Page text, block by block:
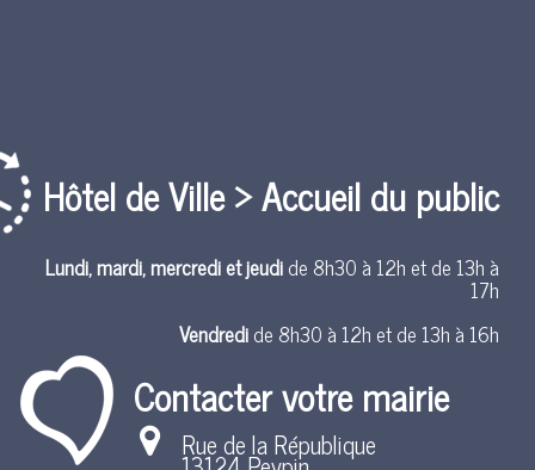
Hôtel de Ville > Accueil du public
Lundi, mardi, mercredi et jeudide 8h30 à 12h et de 13h à
17h
Vendredide 8h30 à 12h et de 13h à 16h
Contacter votre mairie
Rue de la République